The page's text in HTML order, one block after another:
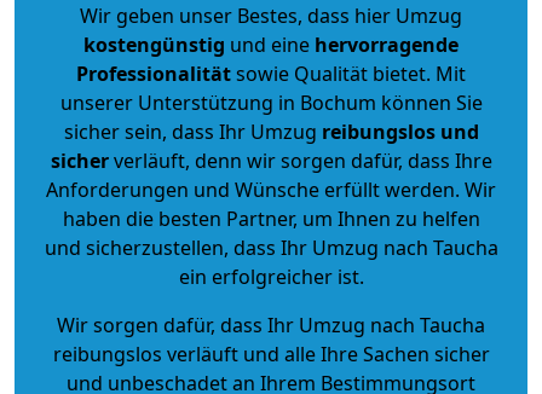
Wir geben unser Bestes, dass hier Umzug
kostengünstig und eine hervorragende
Professionalitätsowie Qualität bietet. Mit
unserer Unterstützung in Bochum können Sie
sicher sein, dass Ihr Umzug reibungslos und
sicherverläuft, denn wir sorgen dafür, dass Ihre
Anforderungen und Wünsche erfüllt werden. Wir
haben die besten Partner, um Ihnen zu helfen
und sicherzustellen, dass Ihr Umzug nach Taucha
ein erfolgreicher ist.
Wir sorgen dafür, dass Ihr Umzug nach Taucha
reibungslos verläuft und alle Ihre Sachen sicher
und unbeschadet an Ihrem Bestimmungsort